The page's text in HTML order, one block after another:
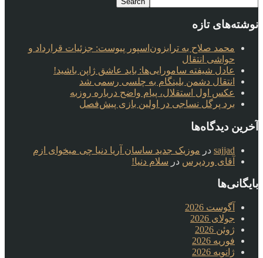
نوشته‌های تازه
محمد صلاح به ترابزون‌اسپور پیوست: جزئیات قرارداد و
حواشی انتقال
عادل شیفته سامورایی‌ها: باید عاشق ژاپن باشید!
انتقال دشمن بلینگام به چلسی رسمی شد
عکس اول استقلال، پیام واضح درباره روزبه
برد پرگل نساجی در اولین بازی پیش‌فصل
آخرین دیدگاه‌ها
sajjad در موزیک جدید ساسان آریا دنیا چی میخوای ازم
آقای وردپرس در سلام دنیا!
بایگانی‌ها
آگوست 2026
جولای 2026
ژوئن 2026
فوریه 2026
ژانویه 2026